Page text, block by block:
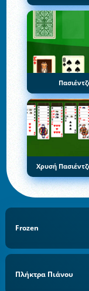
Χρυσή
Frozen
Πλήκτρα Πιάνου